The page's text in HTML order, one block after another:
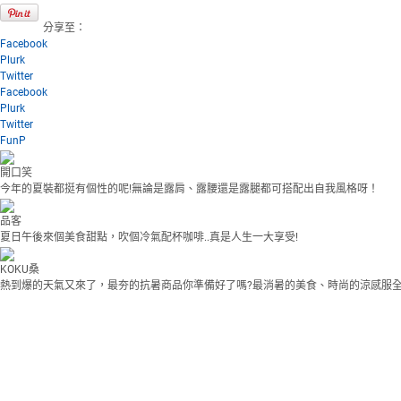
分享至：
Facebook
Plurk
Twitter
Facebook
Plurk
Twitter
FunP
開口笑
今年的夏裝都挺有個性的呢!無論是露肩、露腰還是露腿都可搭配出自我風格呀！
品客
夏日午後來個美食甜點，吹個冷氣配杯咖啡..真是人生一大享受!
KOKU桑
熱到爆的天氣又來了，最夯的抗暑商品你準備好了嗎?最消暑的美食、時尚的涼感服